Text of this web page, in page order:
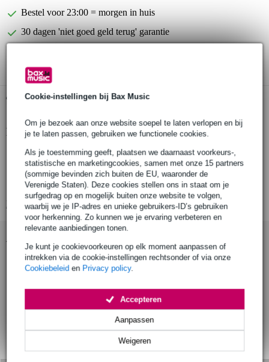
Cookie-instellingen bij Bax Music
Om je bezoek aan onze website soepel te laten verlopen en bij
je te laten passen, gebruiken we functionele cookies.
Als je toestemming geeft, plaatsen we daarnaast voorkeurs-,
statistische en marketingcookies, samen met onze 15 partners
(sommige bevinden zich buiten de EU, waaronder de
Verenigde Staten). Deze cookies stellen ons in staat om je
surfgedrag op en mogelijk buiten onze website te volgen,
waarbij we je IP-adres en unieke gebruikers-ID’s gebruiken
voor herkenning. Zo kunnen we je ervaring verbeteren en
relevante aanbiedingen tonen.
Je kunt je cookievoorkeuren op elk moment aanpassen of
intrekken via de cookie-instellingen rechtsonder of via onze
Cookiebeleid en Privacy policy.
Weigeren
Aanpassen
Accepteren
Bestel voor 23:00 = morgen in huis
30 dagen 'niet goed geld terug' garantie
Gratis ophalen in de winkel
Productinformatie
breedte rol: 50 mm
lengte rol: 25 meter
kleur: wit
Bekijk alle productspecificaties